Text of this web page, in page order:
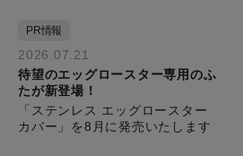
PR情報
2026.07.21
待望のエッグロースター専用のふ
たが新登場！
「ステンレス エッグロースター
カバー」を8月に発売いたします